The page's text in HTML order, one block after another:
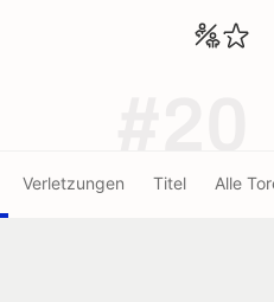
Verletzungen Titel Alle